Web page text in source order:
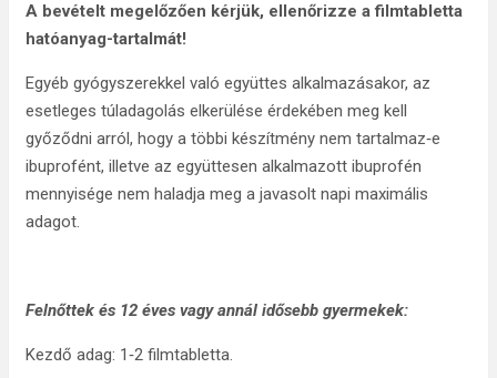
A bevételt megelőzően kérjük, ellenőrizze a filmtabletta
hatóanyag-tartalmát!
Egyéb gyógyszerekkel való együttes alkalmazásakor, az
esetleges túladagolás elkerülése érdekében meg kell
győződni arról, hogy a többi készítmény nem tartalmaz‑e
ibuprofént, illetve az együttesen alkalmazott ibuprofén
mennyisége nem haladja meg a javasolt napi maximális
adagot.
Felnőttek és 12 éves vagy annál idősebb gyermekek:
Kezdő adag: 1‑2 filmtabletta.